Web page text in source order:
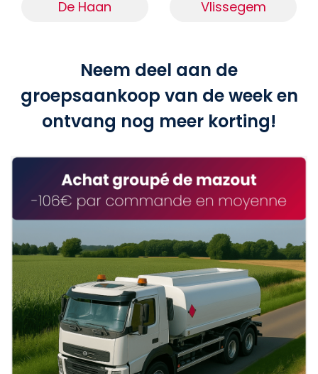
De Haan Vlissegem
Neem deel aan de
groepsaankoop van de week en
ontvang nog meer korting!